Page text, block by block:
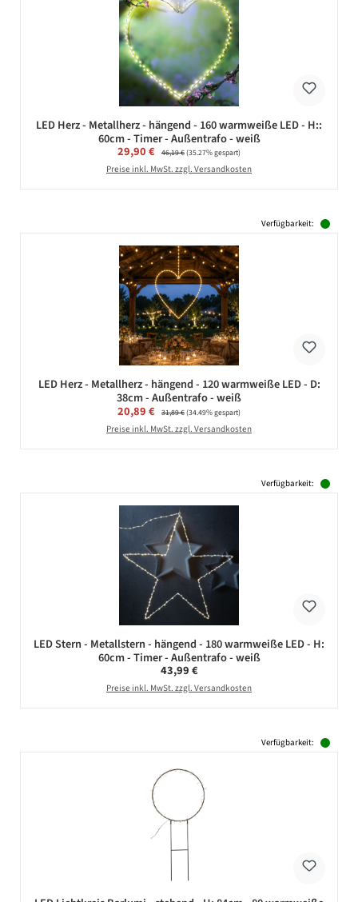
LED Herz - Metallherz - hängend - 160 warmweiße LED - H::
60cm - Timer - Außentrafo - weiß
Verkaufspreis:
29,90 € Regulärer Preis:
46,19 €(35.27% gespart)
Preise inkl. MwSt. zzgl. Versandkosten
Verfügbarkeit:
LED Herz - Metallherz - hängend - 120 warmweiße LED - D:
38cm - Außentrafo - weiß
Verkaufspreis:
20,89 € Regulärer Preis:
31,89 €(34.49% gespart)
Preise inkl. MwSt. zzgl. Versandkosten
Verfügbarkeit:
LED Stern - Metallstern - hängend - 180 warmweiße LED - H:
60cm - Timer - Außentrafo - weiß
Regulärer Preis:
43,99 €
Preise inkl. MwSt. zzgl. Versandkosten
Verfügbarkeit: